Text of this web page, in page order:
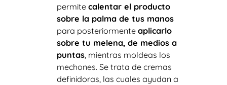
permite calentar el producto
sobre la palma de tus manos
para posteriormente aplicarlo
sobre tu melena, de medios a
puntas , mientras moldeas los
mechones. Se trata de cremas
definidoras, las cuales ayudan a